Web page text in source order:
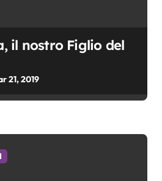
il nostro Figlio del
21, 2019